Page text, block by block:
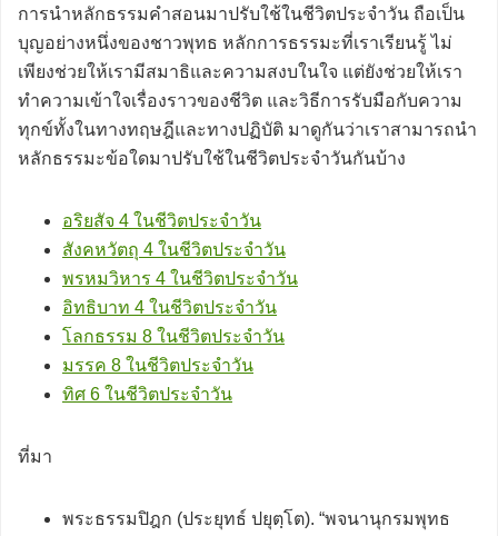
การนำหลักธรรมคำสอนมาปรับใช้ในชีวิตประจำวัน ถือเป็น
บุญอย่างหนึ่งของชาวพุทธ หลักการธรรมะที่เราเรียนรู้ ไม่
เพียงช่วยให้เรามีสมาธิและความสงบในใจ แต่ยังช่วยให้เรา
ทำความเข้าใจเรื่องราวของชีวิต และวิธีการรับมือกับความ
ทุกข์ทั้งในทางทฤษฎีและทางปฏิบัติ มาดูกันว่าเราสามารถนำ
หลักธรรมะข้อใดมาปรับใช้ในชีวิตประจำวันกันบ้าง
อริยสัจ 4 ในชีวิตประจำวัน
สังคหวัตถุ 4 ในชีวิตประจำวัน
พรหมวิหาร 4 ในชีวิตประจำวัน
อิทธิบาท 4 ในชีวิตประจำวัน
โลกธรรม 8 ในชีวิตประจำวัน
มรรค 8 ในชีวิตประจำวัน
ทิศ 6 ในชีวิตประจำวัน
ที่มา
พระธรรมปิฎก (ประยุทธ์ ปยุตฺโต). “พจนานุกรมพุทธ